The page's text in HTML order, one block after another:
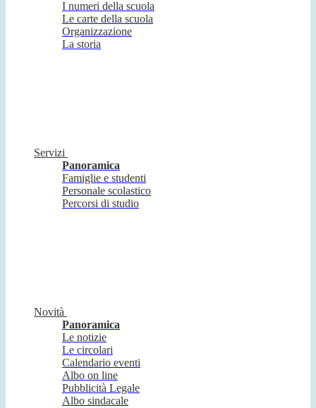
I numeri della scuola
Le carte della scuola
Organizzazione
La storia
Servizi
Panoramica
Famiglie e studenti
Personale scolastico
Percorsi di studio
Novità
Panoramica
Le notizie
Le circolari
Calendario eventi
Albo on line
Pubblicità Legale
Albo sindacale